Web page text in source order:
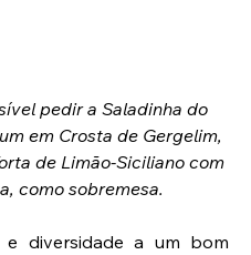
pedir a Saladinha do
em Crosta de Gergelim,
de Limão-Siciliano com
como sobremesa.
diversidade a um bom